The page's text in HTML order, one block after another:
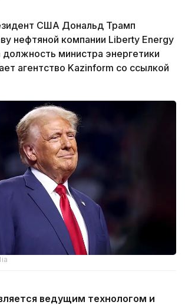
США Дональд Трамп
нефтяной компании Liberty Energy
должность министра энергетики
агентство Kazinform со ссылкой
ведущим технологом и